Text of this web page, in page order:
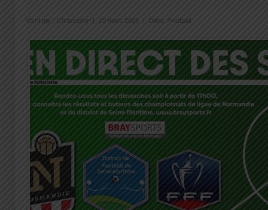
Écrit par : Christophe 29 mars 2026 Dans : Football